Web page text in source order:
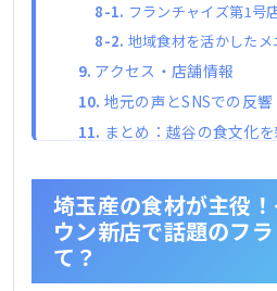
フランチャイズ第1号
地域食材を活かした
アクセス・店舗情報
地元の声とSNSでの反響
まとめ：越谷の食文化
埼玉産の食材が主役
ウン新店で話題のフ
て？